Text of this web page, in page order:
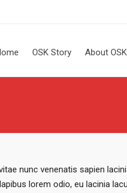
OSK Story About OSK
nunc venenatis sapien
lorem odio, eu lacinia